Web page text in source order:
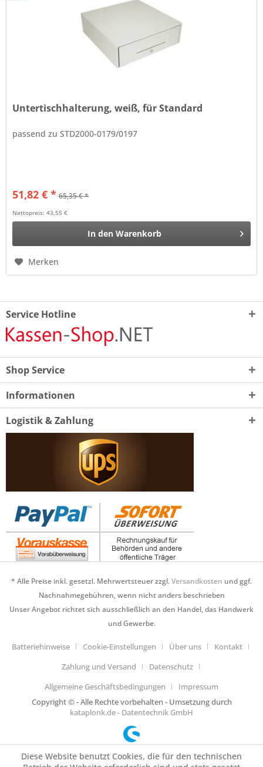
Untertischhalterung, weiß, für Standard
passend zu STD2000-0179/0197
51,82 € * 65,35 € *
Nettopreis: 43,55 €
In den Warenkorb
Merken
Service Hotline
Shop Service
Informationen
Logistik & Zahlung
* Alle Preise inkl. gesetzl. Mehrwertsteuer zzgl.Versandkosten und ggf.
Nachnahmegebühren, wenn nicht anders beschrieben
Unser Angebot richtet sich ausschließlich an den Handel, das Handwerk
und Gewerbe.
Batteriehinweise Cookie-Einstellungen Über uns
Kontakt
Zahlung und Versand
Datenschutz
Allgemeine Geschäftsbedingungen
Impressum
Copyright © - Alle Rechte vorbehalten - Umsetzung durch
kataplonk.de - Datentechnik GmbH
Diese Website benutzt Cookies, die für den technischen